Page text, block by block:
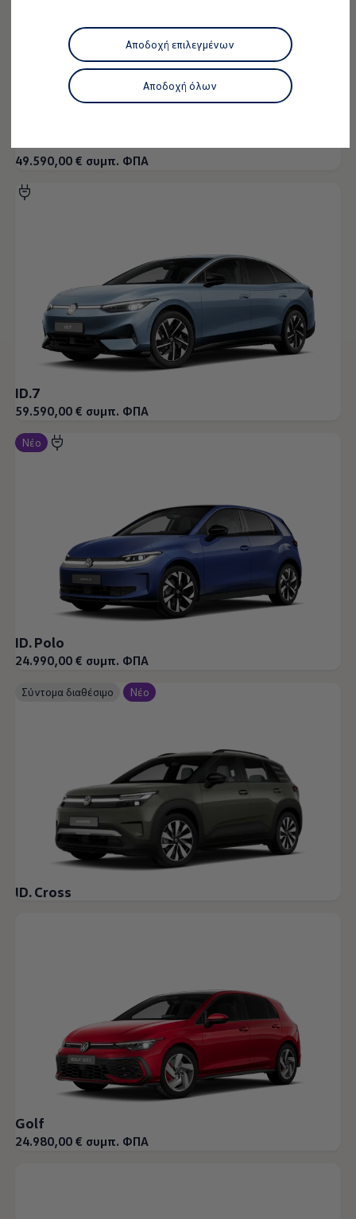
Αποδοχή επιλεγμένων
Αποδοχή όλων
Εξουσιοδοτημένο Δίκτυο Volkswagen
Αστυπάλαια: Κίνητρα Επιδότησης
Volkswagen Bulli - 75 Χρόνια Κληρονομιάς
Bulli magazine
VW Bus History
49.590,00 € συμπ. ΦΠΑ
ID.7
59.590,00 € συμπ. ΦΠΑ
Νέο
ID. Polo
24.990,00 € συμπ. ΦΠΑ
Σύντομα διαθέσιμο Νέο
ID. Cross
Golf
24.980,00 € συμπ. ΦΠΑ